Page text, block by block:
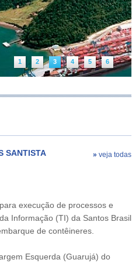
Clique aqui e saiba mais
sobre o setor
1 2 3 4 5 6
SANTISTA » veja todas
execução de processos e
Informação (TI) da Santos Brasil
de contêineres.
Esquerda (Guarujá) do